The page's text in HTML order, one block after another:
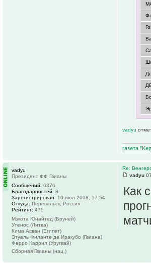
vadyu
газета
Re:
vadyu
Как
vadyu
Президент ФФ Гвианы
Сообщений: 6376
Благодарностей: 8
Зарегистрирован: 10 июл 2008, 17:54
Откуда: Перевальск, Россия
Рейтинг: 475
Мэкота Юнайтед (Бруней)
Утенос (Литва)
Кима Асван (Египет)
Этуаль Филанте де Иракубо (Гвиана)
Ферро Каррил (Уругвай)
Сборная Гвианы (нац.)